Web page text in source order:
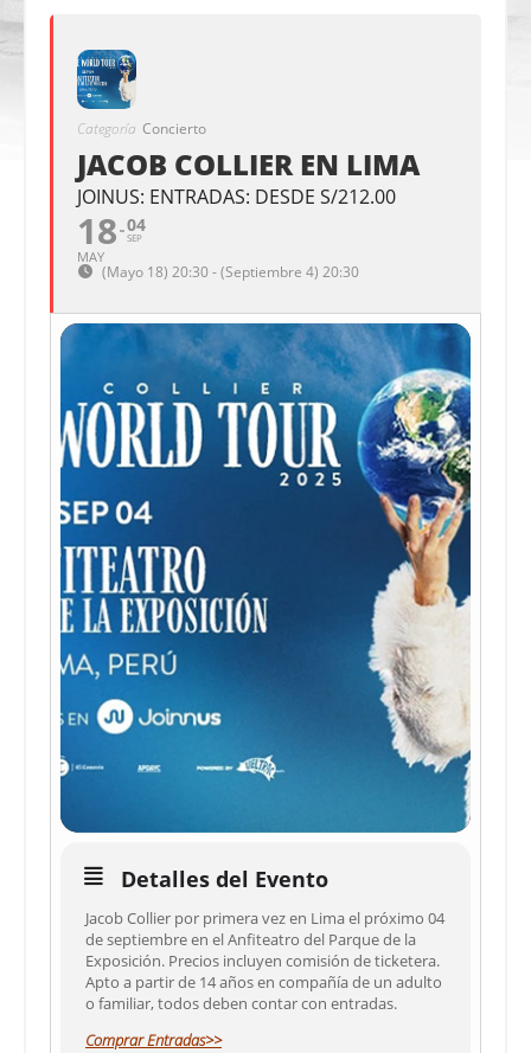
Categoría Concierto
JACOB COLLIER EN LIMA
JOINUS: ENTRADAS: DESDE S/212.00
18
MAY
04
SEP
(Mayo 18) 20:30 - (Septiembre 4) 20:30
Detalles del Evento
Jacob Collier por primera vez en Lima el próximo 04
de septiembre en el Anfiteatro del Parque de la
Exposición. Precios incluyen comisión de ticketera.
Apto a partir de 14 años en compañía de un adulto
o familiar, todos deben contar con entradas.
Comprar Entradas>>